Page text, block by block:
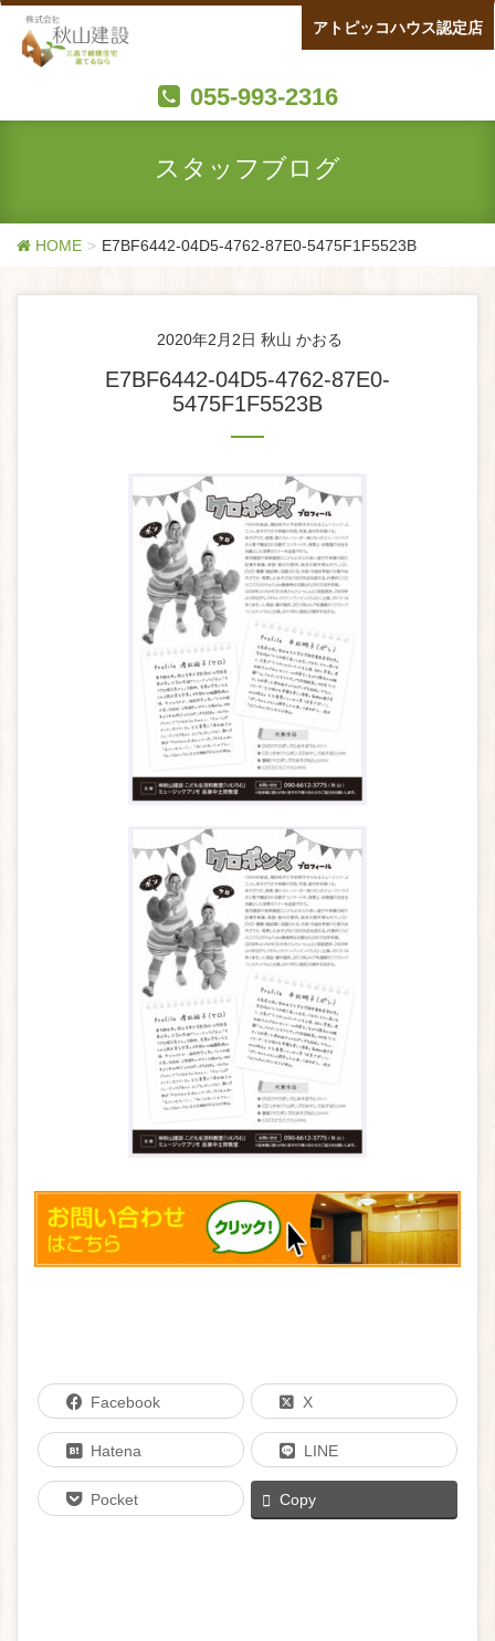
055-993-2316
アトピッコハウス認定店
スタッフブログ
HOME E7BF6442-04D5-4762-87E0-5475F1F5523B
2020年2月2日 秋山 かおる
E7BF6442-04D5-4762-87E0-
5475F1F5523B
Facebook X
Hatena LINE
Pocket Copy